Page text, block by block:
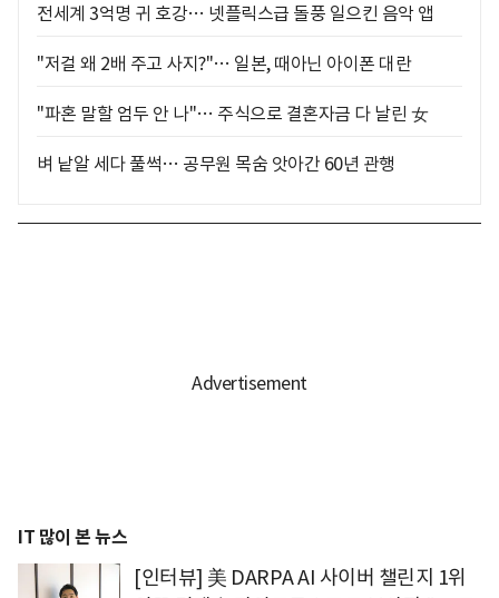
전세계 3억명 귀 호강… 넷플릭스급 돌풍 일으킨 음악 앱
"저걸 왜 2배 주고 사지?"… 일본, 때아닌 아이폰 대란
"파혼 말할 엄두 안 나"… 주식으로 결혼자금 다 날린 女
벼 낱알 세다 풀썩… 공무원 목숨 앗아간 60년 관행
IT 많이 본 뉴스
[인터뷰] 美 DARPA AI 사이버 챌린지 1위